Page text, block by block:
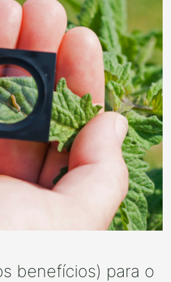
benefícios) para o